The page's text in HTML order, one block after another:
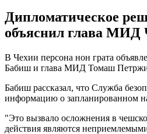
Дипломатическое
объяснил глава МИД
В Чехии персона нон грата
Бабиш и глава МИД Томаш
Бабиш рассказал, что Служба
информацию о запланированном
"Это вызвало осложнения в
действия являются